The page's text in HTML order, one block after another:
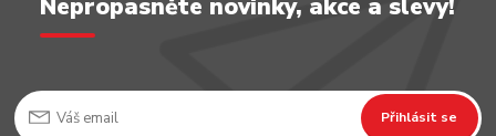
Nepropásněte novinky, akce a slevy!
Přihlásit se